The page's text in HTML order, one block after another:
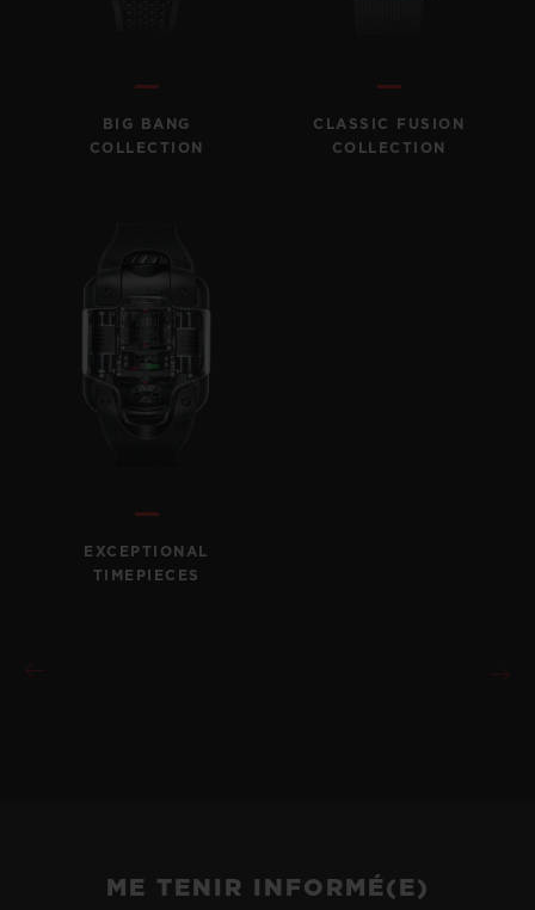
BIG BANG
COLLECTION
CLASSIC FUSION
COLLECTION
EXCEPTIONAL
TIMEPIECES
ME TENIR INFORMÉ(E)